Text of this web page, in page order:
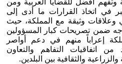
وتفهم أفضل للقضايا العربية ومن
في اتخاذ القرارات ما أدى إلى
وعلاقات وثيقة مع المملكة، حيث
ضمن تصريحات كبار المسؤولين
إعراباً منهم في دعم أواصر
اتفاقيات التفاهم والتعاون
والزراعية والثقافية بين البلدين.